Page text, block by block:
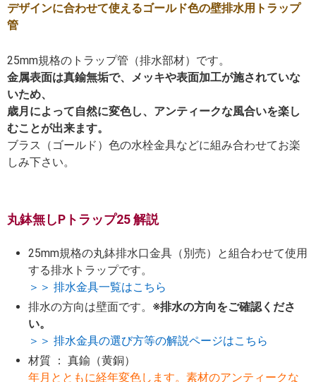
デザインに合わせて使えるゴールド色の壁排水用トラップ
管
25mm規格のトラップ管（排水部材）です。
金属表面は真鍮無垢で、メッキや表面加工が施されていな
いため、
歳月によって自然に変色し、アンティークな風合いを楽し
むことが出来ます。
ブラス（ゴールド）色の水栓金具などに組み合わせてお楽
しみ下さい。
丸鉢無しPトラップ25 解説
25mm規格の丸鉢排水口金具（別売）と組合わせて使用
する排水トラップです。
＞＞ 排水金具一覧はこちら
排水の方向は壁面です。 ※排水の方向をご確認くださ
い。
＞＞ 排水金具の選び方等の解説ページはこちら
材質 ： 真鍮（黄銅）
年月とともに経年変色します。素材のアンティークな